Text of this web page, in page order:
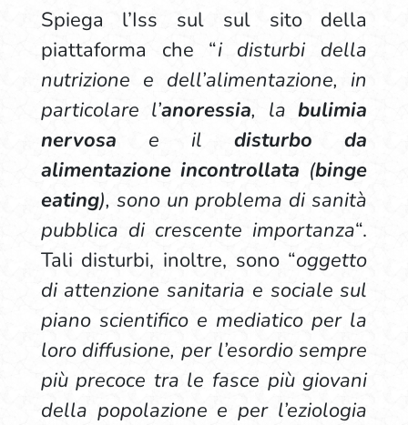
Spiega l’Iss sul sul sito della
piattaforma che “i disturbi della
nutrizione e dell’alimentazione, in
particolare l’anoressia, labulimia
nervosa e ildisturbo da
alimentazione incontrollata (binge
eating), sono un problema di sanità
pubblica di crescente importanza“.
Tali disturbi, inoltre, sono “oggetto
di attenzione sanitaria e sociale sul
piano scientifico e mediatico per la
loro diffusione, per l’esordio sempre
più precoce tra le fasce più giovani
della popolazione e per l’eziologia